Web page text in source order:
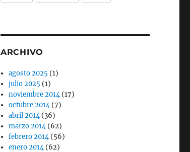
ARCHIVO
agosto 2025 (1)
julio 2025 (1)
noviembre 2014(17)
octubre 2014(7)
abril 2014(36)
marzo 2014(62)
febrero 2014(56)
enero 2014(62)